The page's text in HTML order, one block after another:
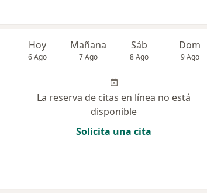
Hoy
6 Ago
Mañana
7 Ago
Sáb
8 Ago
Dom
9 Ago
La reserva de citas en línea no está
disponible
Solicita una cita